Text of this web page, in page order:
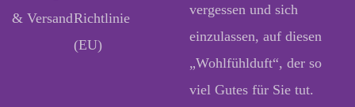
& VersandRichtlinie
(EU)
vergessen und sich
einzulassen, auf diesen
„Wohlfühlduft“, der so
viel Gutes für Sie tut.